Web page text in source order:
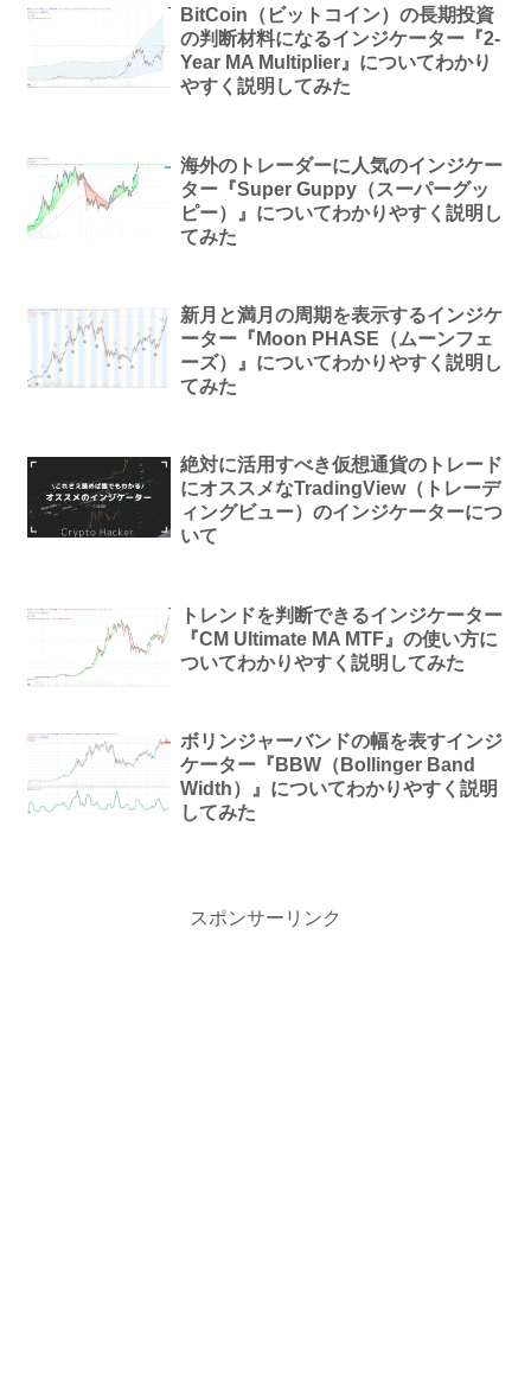
BitCoin（ビットコイン）の長期投資
の判断材料になるインジケーター『2-
Year MA Multiplier』についてわかり
やすく説明してみた
海外のトレーダーに人気のインジケー
ター『Super Guppy（スーパーグッ
ピー）』についてわかりやすく説明し
てみた
新月と満月の周期を表示するインジケ
ーター『Moon PHASE（ムーンフェ
ーズ）』についてわかりやすく説明し
てみた
絶対に活用すべき仮想通貨のトレード
にオススメなTradingView（トレーデ
ィングビュー）のインジケーターにつ
いて
トレンドを判断できるインジケーター
『CM Ultimate MA MTF』の使い方に
ついてわかりやすく説明してみた
ボリンジャーバンドの幅を表すインジ
ケーター『BBW（Bollinger Band
Width）』についてわかりやすく説明
してみた
スポンサーリンク